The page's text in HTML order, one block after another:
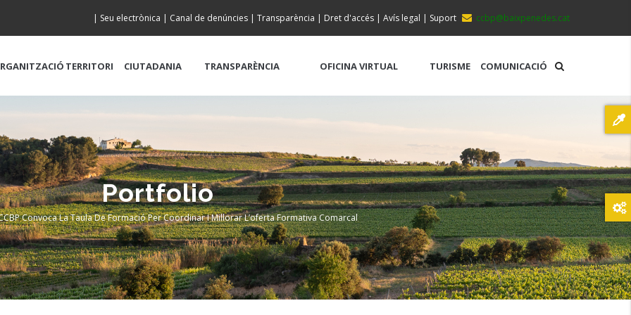
ccbp@baixpenedes.cat
| Seu electrònica | Canal de denúncies | Transparència | Dret d'accés | Avís legal | Suport
TERRITORI CIUTADANIA TRANSPARÈNCIA OFICINA VIRTUAL TURISME COMUNICACIÓ
Portfolio
Convoca La Taula De Formació Per Coordinar I Millorar L’oferta Formativa Comarcal